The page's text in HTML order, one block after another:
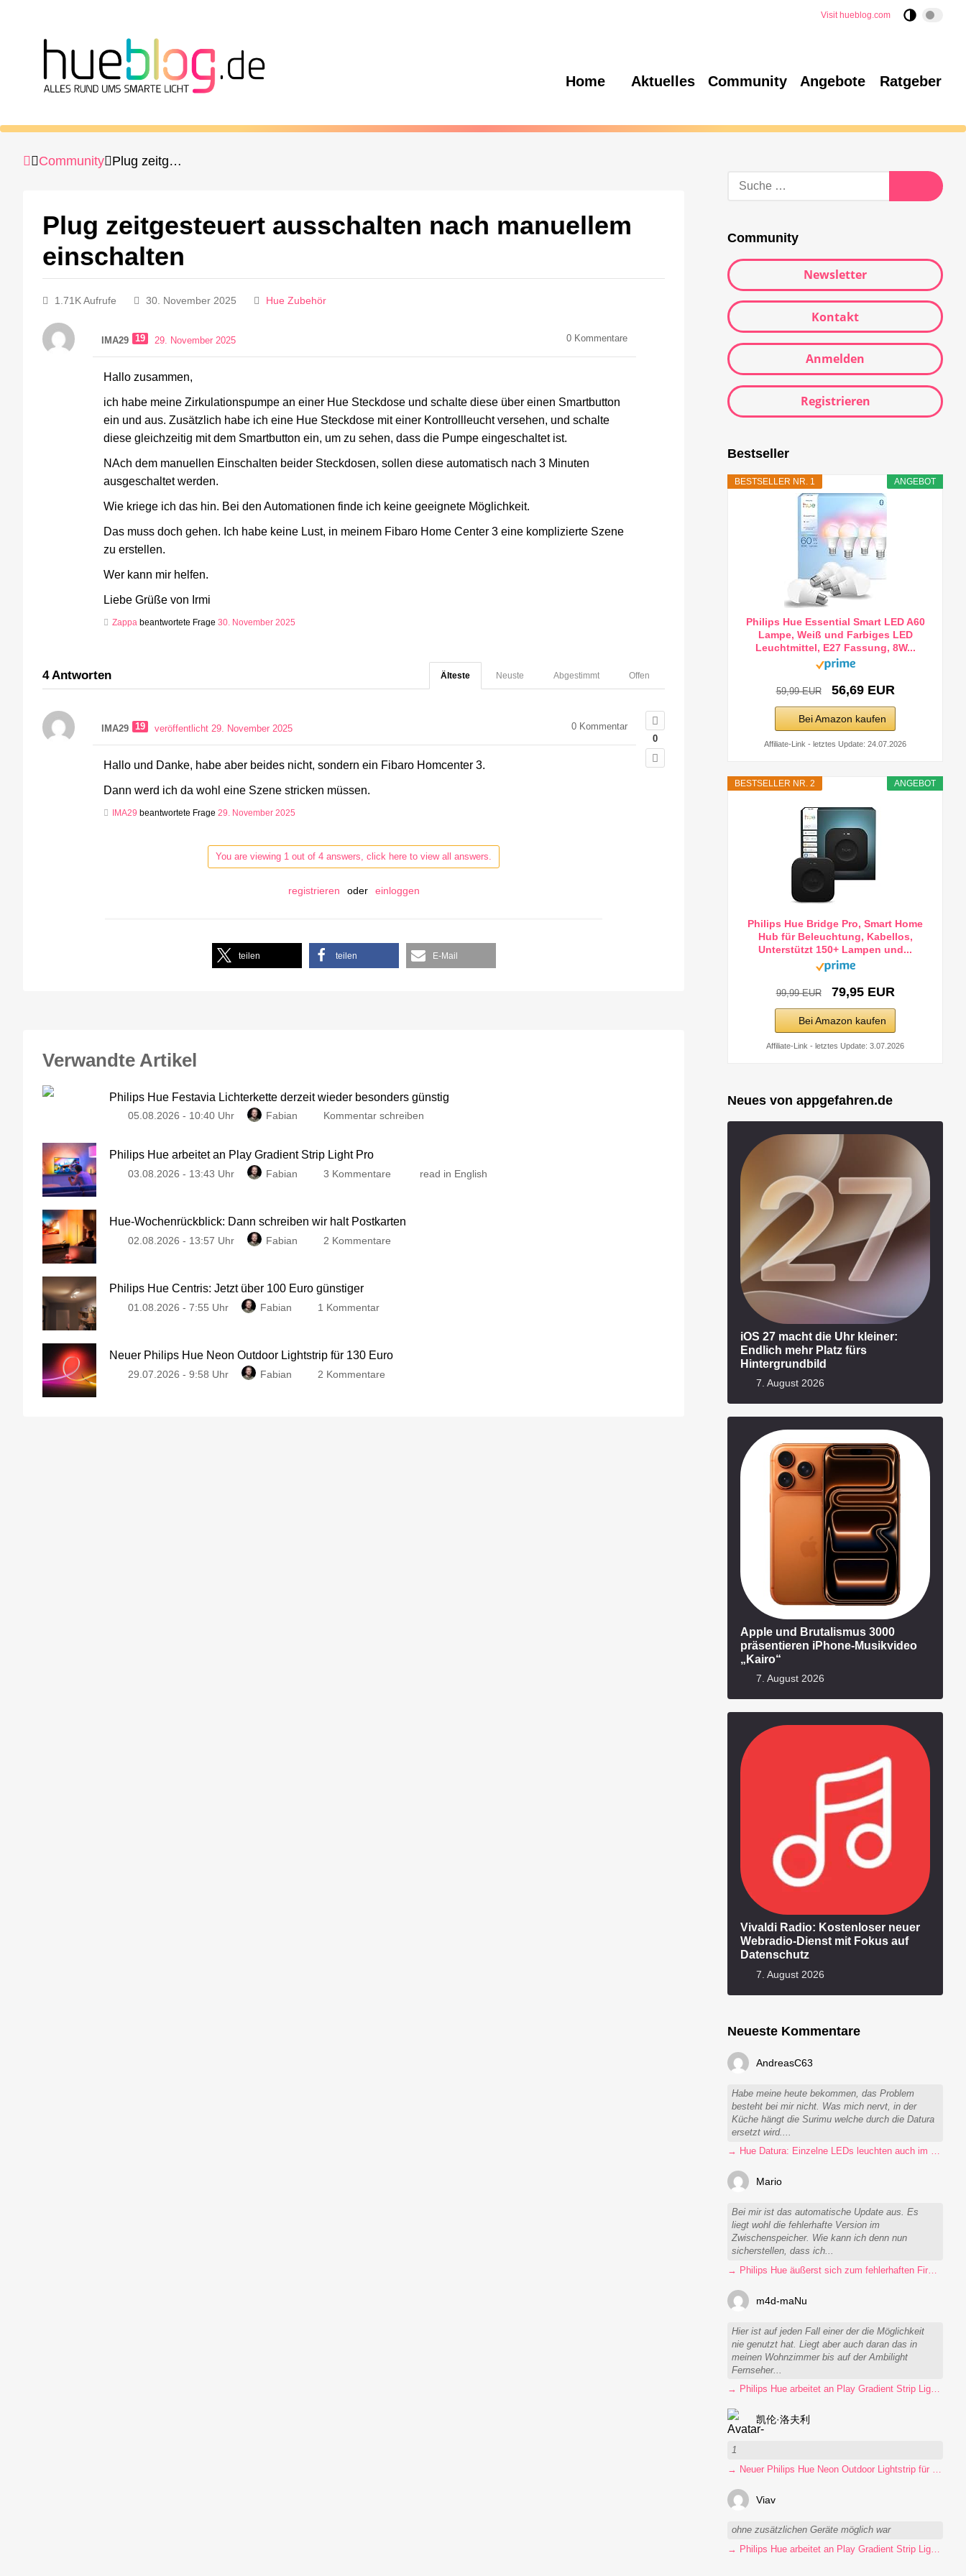
Visit hueblog.com
Home Aktuelles Community Angebote Ratgeber
Community Plug zeitgesteuert ausschalten nach manuellem einschalten
Plug zeitgesteuert ausschalten nach manuellem
einschalten
1.71K Aufrufe 30. November 2025 Hue Zubehör
IMA29 19 29. November 2025 0 Kommentare
Hallo zusammen,
ich habe meine Zirkulationspumpe an einer Hue Steckdose und schalte diese über einen Smartbutton
ein und aus. Zusätzlich habe ich eine Hue Steckdose mit einer Kontrollleucht versehen, und schalte
diese gleichzeitig mit dem Smartbutton ein, um zu sehen, dass die Pumpe eingeschaltet ist.
NAch dem manuellen Einschalten beider Steckdosen, sollen diese automatisch nach 3 Minuten
ausgeschaltet werden.
Wie kriege ich das hin. Bei den Automationen finde ich keine geeignete Möglichkeit.
Das muss doch gehen. Ich habe keine Lust, in meinem Fibaro Home Center 3 eine komplizierte Szene
zu erstellen.
Wer kann mir helfen.
Liebe Grüße von Irmi
Zappa beantwortete Frage 30. November 2025
4Antworten Offen
Abgestimmt
Neuste
Älteste
0
IMA29 19 veröffentlicht 29. November 2025 0 Kommentar
Hallo und Danke, habe aber beides nicht, sondern ein Fibaro Homcenter 3.
Dann werd ich da wohl eine Szene stricken müssen.
IMA29 beantwortete Frage 29. November 2025
You are viewing 1 out of 4 answers, click here to view all answers.
registrieren oder einloggen
teilen teilen E-Mail
Verwandte Artikel
Philips Hue Festavia Lichterkette derzeit wieder besonders günstig
05.08.2026 - 10:40 Uhr Fabian Kommentar schreiben
Philips Hue arbeitet an Play Gradient Strip Light Pro
03.08.2026 - 13:43 Uhr Fabian 3 Kommentare read in English
Hue-Wochenrückblick: Dann schreiben wir halt Postkarten
02.08.2026 - 13:57 Uhr Fabian 2 Kommentare
Philips Hue Centris: Jetzt über 100 Euro günstiger
01.08.2026 - 7:55 Uhr Fabian 1 Kommentar
Neuer Philips Hue Neon Outdoor Lightstrip für 130 Euro
29.07.2026 - 9:58 Uhr Fabian 2 Kommentare
Community
Newsletter
Kontakt
Anmelden
Registrieren
Bestseller
ANGEBOT
BESTSELLER NR. 1
Philips Hue Essential Smart LED A60
Lampe, Weiß und Farbiges LED
Leuchtmittel, E27 Fassung, 8W...
59,99 EUR 56,69 EUR
Bei Amazon kaufen
Affiliate-Link - letztes Update: 24.07.2026
ANGEBOT
BESTSELLER NR. 2
Philips Hue Bridge Pro, Smart Home
Hub für Beleuchtung, Kabellos,
Unterstützt 150+ Lampen und...
99,99 EUR 79,95 EUR
Bei Amazon kaufen
Affiliate-Link - letztes Update: 3.07.2026
Neues von appgefahren.de
iOS 27 macht die Uhr kleiner:
Endlich mehr Platz fürs
Hintergrundbild
7. August 2026
Apple und Brutalismus 3000
präsentieren iPhone-Musikvideo
„Kairo“
7. August 2026
Vivaldi Radio: Kostenloser neuer
Webradio-Dienst mit Fokus auf
Datenschutz
7. August 2026
Neueste Kommentare
AndreasC63
Habe meine heute bekommen, das Problem
besteht bei mir nicht. Was mich nervt, in der
Küche hängt die Surimu welche durch die Datura
ersetzt wird....
→ Hue Datura: Einzelne LEDs leuchten auch im ausgeschalteten Zustand
Mario
Bei mir ist das automatische Update aus. Es
liegt wohl die fehlerhafte Version im
Zwischenspeicher. Wie kann ich denn nun
sicherstellen, dass ich...
→ Philips Hue äußerst sich zum fehlerhaften Firmware-Update
m4d-maNu
Hier ist auf jeden Fall einer der die Möglichkeit
nie genutzt hat. Liegt aber auch daran das in
meinen Wohnzimmer bis auf der Ambilight
Fernseher...
→ Philips Hue arbeitet an Play Gradient Strip Light Pro
凯伦·洛夫利
1
Viav
ohne zusätzlichen Geräte möglich war
→ Philips Hue arbeitet an Play Gradient Strip Light Pro